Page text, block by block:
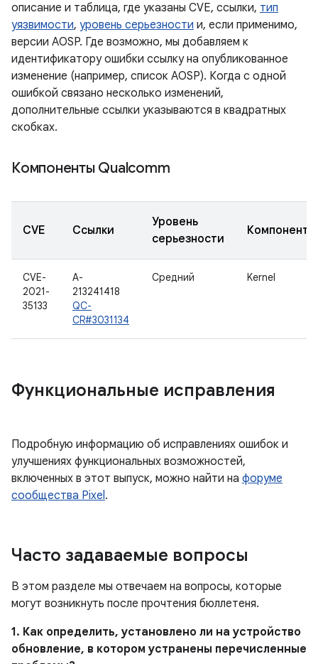
описание и таблица, где указаны CVE, ссылки, тип
уязвимости, уровень серьезности и, если применимо,
версии AOSP. Где возможно, мы добавляем к
идентификатору ошибки ссылку на опубликованное
изменение (например, список AOSP). Когда с одной
ошибкой связано несколько изменений,
дополнительные ссылки указываются в квадратных
скобках.
Компоненты Qualcomm
CVE Ссылки
Уровень
серьезности
Компонент
CVE-
2021-
35133
A-
213241418
QC-
CR#3031134
Средний Kernel
Функциональные исправления
Подробную информацию об исправлениях ошибок и
улучшениях функциональных возможностей,
включенных в этот выпуск, можно найти на форуме
сообщества Pixel.
Часто задаваемые вопросы
В этом разделе мы отвечаем на вопросы, которые
могут возникнуть после прочтения бюллетеня.
1. Как определить, установлено ли на устройство
обновление, в котором устранены перечисленные